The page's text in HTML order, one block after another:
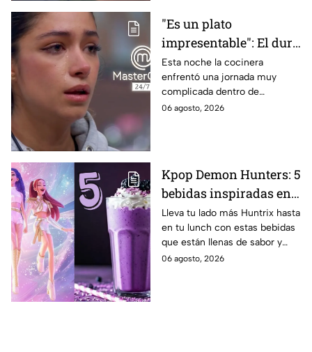
"Es un plato
impresentable": El duro
regaño que hizo llorar a
Michelle dentro de
MasterChef 24/7
Esta noche la cocinera
enfrentó una jornada muy
complicada dentro de
MasterChef 24/7.
06 agosto, 2026
Kpop Demon Hunters: 5
bebidas inspiradas en
las guerreras Huntrix
para llevar a la escuela
este regreso a clases
2026; son saludables y
Lleva tu lado más Huntrix hasta
en tu lunch con estas bebidas
que están llenas de sabor y
frescura.
06 agosto, 2026